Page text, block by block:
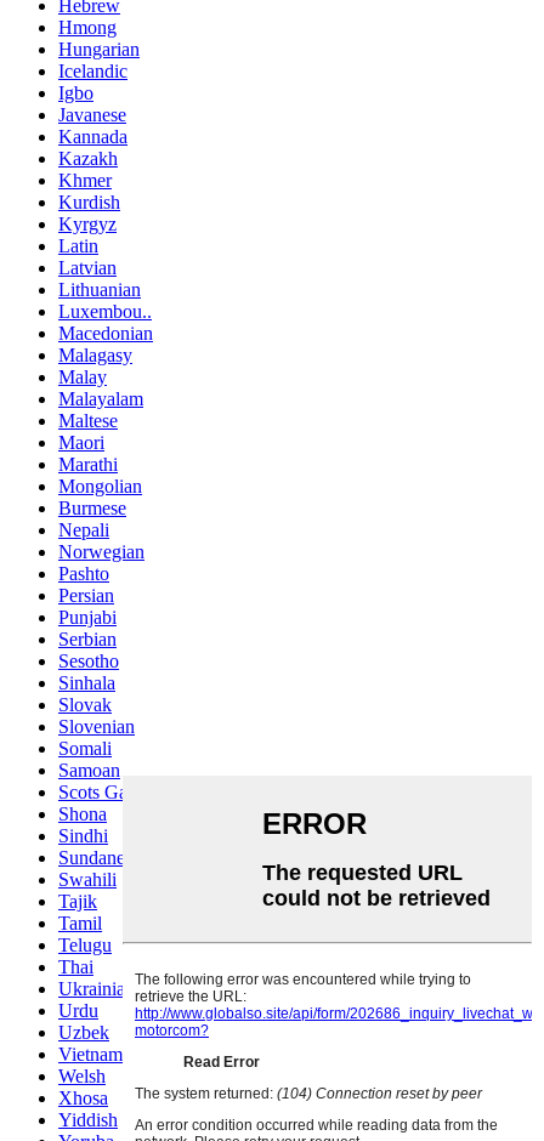
Hebrew
Hmong
Hungarian
Icelandic
Igbo
Javanese
Kannada
Kazakh
Khmer
Kurdish
Kyrgyz
Latin
Latvian
Lithuanian
Luxembou..
Macedonian
Malagasy
Malay
Malayalam
Maltese
Maori
Marathi
Mongolian
Burmese
Nepali
Norwegian
Pashto
Persian
Punjabi
Serbian
Sesotho
Sinhala
Slovak
Slovenian
Somali
Samoan
Scots Gaelic
Shona
Sindhi
Sundanese
Swahili
Tajik
Tamil
Telugu
Thai
Ukrainian
Urdu
Uzbek
Vietnamese
Welsh
Xhosa
Yiddish